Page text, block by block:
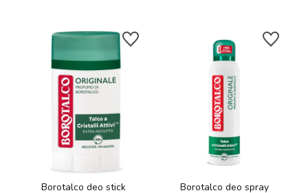
Borotalco deo stick
Borotalco deo spray